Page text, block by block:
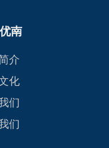
南
介
化
们
们